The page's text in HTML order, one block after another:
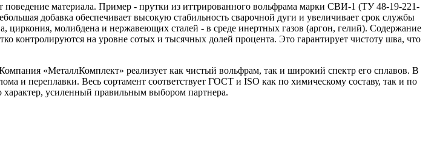
поведение материала. Пример - прутки из иттрированного вольфрама марки СВИ-1 (ТУ 48-19-221-
добавка обеспечивает высокую стабильность сварочной дуги и увеличивает срок службы
циркония, молибдена и нержавеющих сталей - в среде инертных газов (аргон, гелий). Содержание
контролируются на уровне сотых и тысячных долей процента. Это гарантирует чистоту шва, что
«МеталлКомплект» реализует как чистый вольфрам, так и широкий спектр его сплавов. В
и переплавки. Весь сортамент соответствует ГОСТ и ISO как по химическому составу, так и по
характер, усиленный правильным выбором партнера.